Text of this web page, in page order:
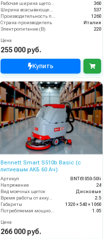
360
537
1260
Страна-производитель
Италия
Электропитание (В)
220
Цена
255 000 руб.
Купить
Bennett Smart S510b Basic (с
литиевым АКБ 60 Ач)
Артикул
BNT61050-50li
Напряжение
24
Вид моечных щеток
Дисковые
Время работы от аккумуляторов (ч)
2.5
Габариты
1320 × 540 × 1060
1.05
Цена
266 000 руб.